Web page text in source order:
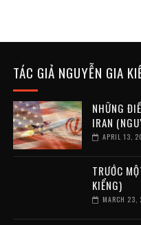
TÁC GIẢ NGUYỄN GIA
NHỮNG
IRAN
APRIL 13,
TRƯỚC
KIỂNG)
MARCH